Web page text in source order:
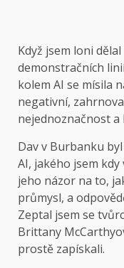
Když jsem loni
demonstračních
kolem AI se mísila
negativní,
nejednoznačnost a
Dav v Burbanku
AI, jakého jsem
jeho názor na to,
průmysl, a
Zeptal jsem se
Brittany
prostě zapískali.